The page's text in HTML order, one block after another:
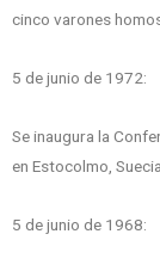
cinco varones
5 de junio de 1972:
Se inaugura la
en Estocolmo, Suecia.
5 de junio de 1968: